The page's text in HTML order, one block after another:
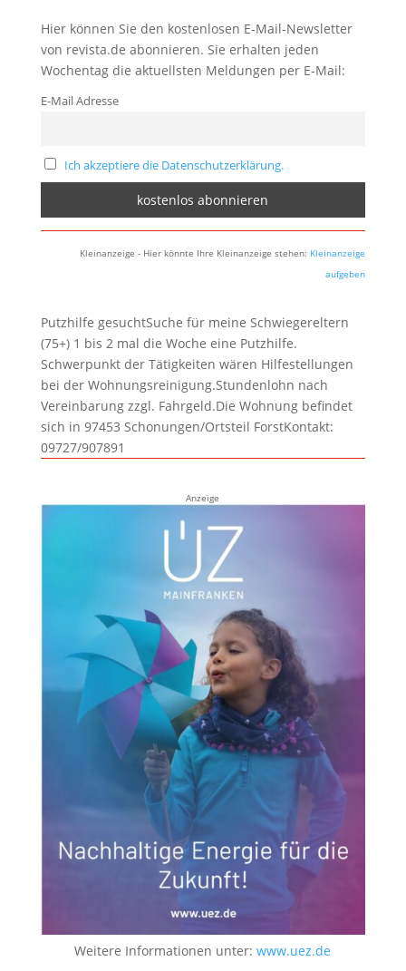
Hier können Sie den kostenlosen E-Mail-Newsletter
von revista.de abonnieren. Sie erhalten jeden
Wochentag die aktuellsten Meldungen per E-Mail:
E-Mail Adresse
Ich akzeptiere die Datenschutzerklärung.
Kleinanzeige - Hier könnte Ihre Kleinanzeige stehen: Kleinanzeige
aufgeben
Putzhilfe gesuchtSuche für meine Schwiegereltern
(75+) 1 bis 2 mal die Woche eine Putzhilfe.
Schwerpunkt der Tätigkeiten wären Hilfestellungen
bei der Wohnungsreinigung.Stundenlohn nach
Vereinbarung zzgl. Fahrgeld.Die Wohnung befindet
sich in 97453 Schonungen/Ortsteil ForstKontakt:
09727/907891
Anzeige
Weitere Informationen unter:www.uez.de